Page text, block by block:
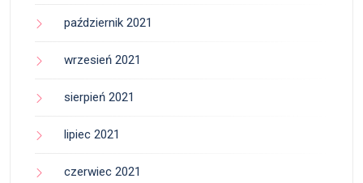
październik 2021
wrzesień 2021
sierpień 2021
lipiec 2021
czerwiec 2021